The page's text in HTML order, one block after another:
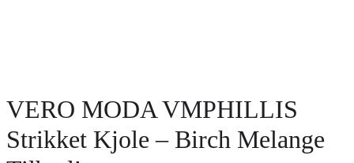
VERO MODA VMPHILLIS
Strikket Kjole – Birch Melange